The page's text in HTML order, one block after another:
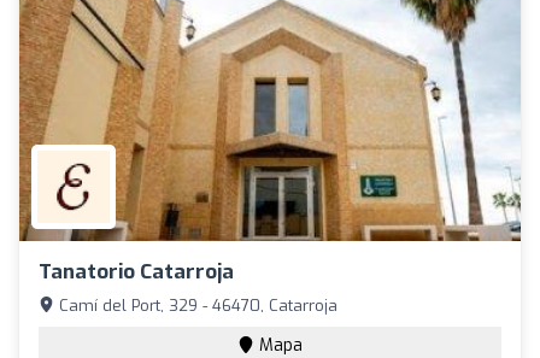
Tanatorio Catarroja
Camí del Port, 329 - 46470, Catarroja
Mapa